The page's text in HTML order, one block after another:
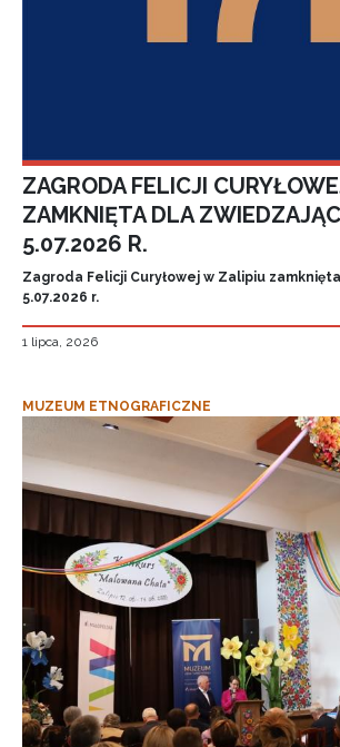
ZAGRODA FELICJI
ZAMKNIĘTA DLA
5.07.2026 R.
Zagroda Felicji Curyłowej w Zalipiu
5.07.2026 r.
1 lipca, 2026
MUZEUM ETNOGRAFICZNE